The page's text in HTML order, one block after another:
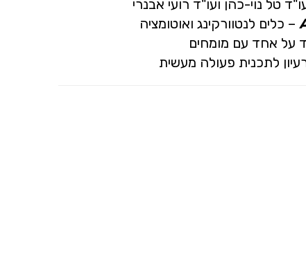
טל נוי-כהן ועו"ד רועי אבנרי
– כלים לנטוורקינג ואוטומציה
על אחד עם מומחים
לתכנית פעולה מעשית